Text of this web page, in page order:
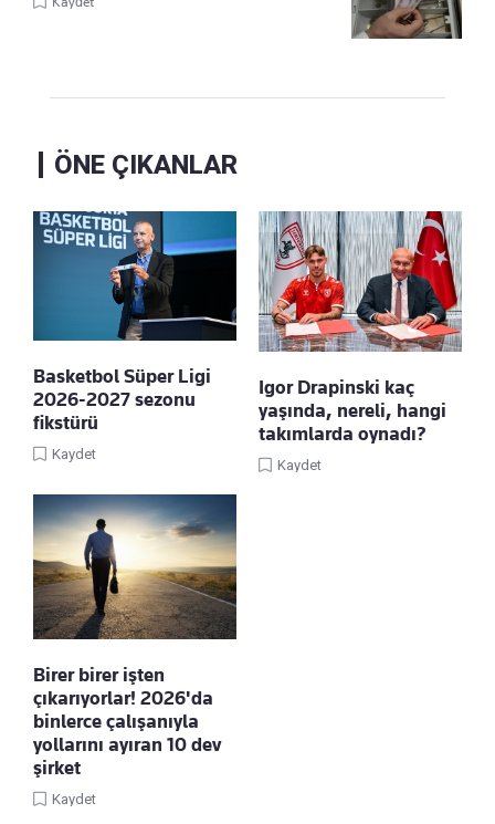
ÖNE ÇIKANLAR
Basketbol Süper Ligi
2026-2027 sezonu
fikstürü
Kaydet
Igor Drapinski kaç
yaşında, nereli, hangi
takımlarda oynadı?
Kaydet
Birer birer işten
çıkarıyorlar! 2026'da
binlerce çalışanıyla
yollarını ayıran 10 dev
şirket
Kaydet